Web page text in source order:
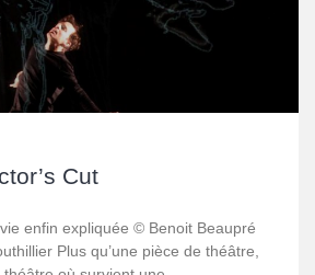
Cut
enfin expliquée © Benoit Beaupré
Plus qu’une pièce de théâtre,